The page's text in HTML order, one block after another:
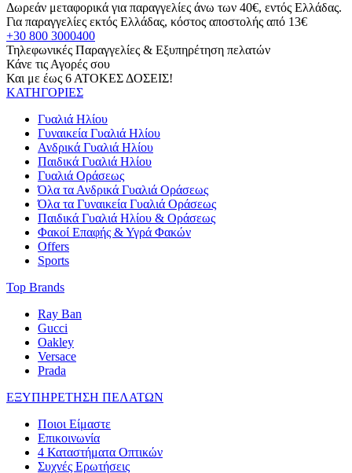
Δωρεάν μεταφορικά για παραγγελίες άνω των 40€, εντός Ελλάδας.
Για παραγγελίες εκτός Ελλάδας, κόστος αποστολής από 13€
+30 800 3000400
Τηλεφωνικές Παραγγελίες & Εξυπηρέτηση πελατών
Κάνε τις Αγορές σου
Και με έως 6 ΑΤΟΚΕΣ ΔΟΣΕΙΣ!
ΚΑΤΗΓΟΡΙΕΣ
Γυαλιά Ηλίου
Γυναικεία Γυαλιά Ηλίου
Ανδρικά Γυαλιά Ηλίου
Παιδικά Γυαλιά Ηλίου
Γυαλιά Οράσεως
Όλα τα Ανδρικά Γυαλιά Οράσεως
Όλα τα Γυναικεία Γυαλιά Οράσεως
Παιδικά Γυαλιά Ηλίου & Οράσεως
Φακοί Επαφής & Υγρά Φακών
Offers
Sports
Top Brands
Ray Ban
Gucci
Oakley
Versace
Prada
ΕΞΥΠΗΡΕΤΗΣΗ ΠΕΛΑΤΩΝ
Ποιοι Είμαστε
Επικοινωνία
4 Καταστήματα Οπτικών
Συχνές Ερωτήσεις